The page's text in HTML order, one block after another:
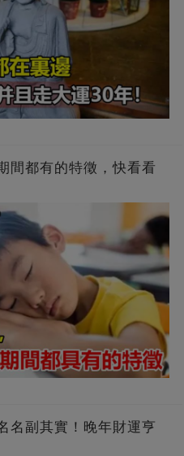
間都有的特徵，快看看
名副其實！晚年財運亨